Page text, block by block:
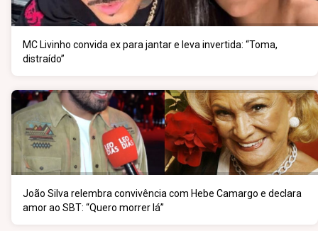
MC Livinho convida ex para jantar e leva invertida: “Toma,
distraído”
João Silva relembra convivência com Hebe Camargo e declara
amor ao SBT: “Quero morrer lá”